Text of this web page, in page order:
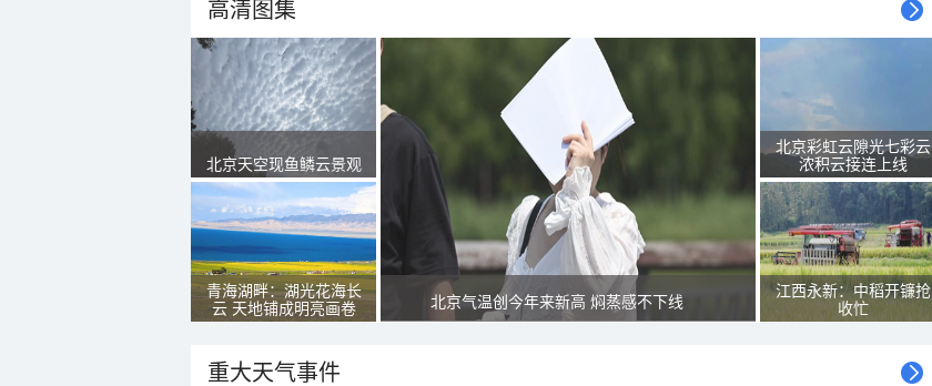
高清图集
北京天空现鱼鳞云景观
青海湖畔：湖光花海长
云 天地铺成明亮画卷
北京气温创今年来新高 焖蒸感不下线
北京彩虹云隙光七彩云
浓积云接连上线
江西永新：中稻开镰抢
收忙
重大天气事件